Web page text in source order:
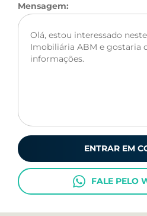
Mensagem:
ENTRAR EM
FALE PELO